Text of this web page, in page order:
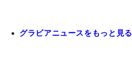
グラビアニュースをもっと見る